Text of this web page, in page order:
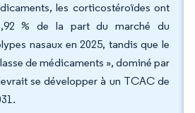
les corticostéroïdes ont
% de la part du marché du
nasaux en 2025, tandis que le
de médicaments », dominé par
se développer à un TCAC de